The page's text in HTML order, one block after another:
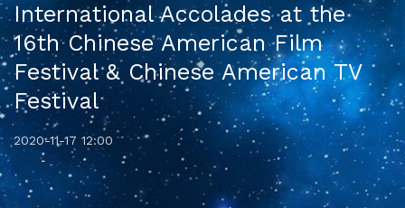
International Accolades at the
16th Chinese American Film
Festival & Chinese American TV
Festival
2020-11-17 12:00